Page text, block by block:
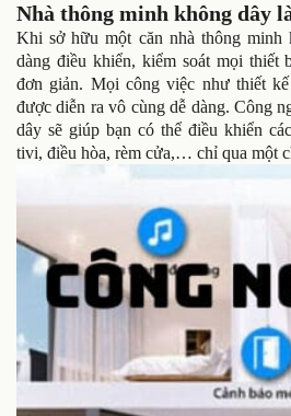
Nhà thông minh không dây
Khi sở hữu một căn nhà thông minh
dàng điều khiển, kiểm soát mọi thiết
đơn giản. Mọi công việc như thiết
được diễn ra vô cùng dễ dàng. Công
dây sẽ giúp bạn có thể điều khiển
tivi, điều hòa, rèm cửa,… chỉ qua một